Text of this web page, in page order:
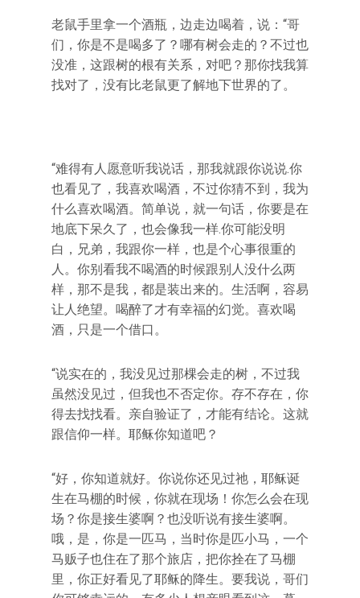
老鼠手里拿一个酒瓶，边走边喝着，说：“哥
们，你是不是喝多了？哪有树会走的？不过也
没准，这跟树的根有关系，对吧？那你找我算
找对了，没有比老鼠更了解地下世界的了。
“难得有人愿意听我说话，那我就跟你说说.你
也看见了，我喜欢喝酒，不过你猜不到，我为
什么喜欢喝酒。简单说，就一句话，你要是在
地底下呆久了，也会像我一样.你可能没明
白，兄弟，我跟你一样，也是个心事很重的
人。你别看我不喝酒的时候跟别人没什么两
样，那不是我，都是装出来的。生活啊，容易
让人绝望。喝醉了才有幸福的幻觉。喜欢喝
酒，只是一个借口。
“说实在的，我没见过那棵会走的树，不过我
虽然没见过，但我也不否定你。存不存在，你
得去找找看。亲自验证了，才能有结论。这就
跟信仰一样。耶稣你知道吧？
“好，你知道就好。你说你还见过祂，耶稣诞
生在马棚的时候，你就在现场！你怎么会在现
场？你是接生婆啊？也没听说有接生婆啊。
哦，是，你是一匹马，当时你是匹小马，一个
马贩子也住在了那个旅店，把你拴在了马棚
里，你正好看见了耶稣的降生。要我说，哥们